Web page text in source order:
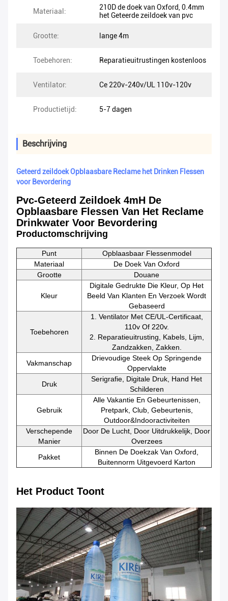
Materiaal:
210D de doek van Oxford, 0.4mm
het Geteerde zeildoek van pvc
Grootte: lange 4m
Toebehoren: Reparatieuitrustingen kostenloos
Ventilator: Ce 220v-240v/UL 110v-120v
Productietijd: 5-7 dagen
Beschrijving
Geteerd zeildoek Opblaasbare Reclame het Drinken Flessen
voor Bevordering
Pvc-Geteerd Zeildoek 4mH De
Opblaasbare Flessen Van Het Reclame
Drinkwater Voor Bevordering
Productomschrijving
Punt
Opblaasbaar Flessenmodel
Materiaal
De Doek Van Oxford
Grootte
Douane
Kleur
Digitale Gedrukte Die Kleur, Op Het
Beeld Van Klanten En Verzoek Wordt
Gebaseerd
Toebehoren
1. Ventilator Met CE/UL-Certificaat,
110v Of 220v.
2. Reparatieuitrusting, Kabels, Lijm,
Zandzakken, Zakken.
Vakmanschap
Drievoudige Steek Op Springende
Oppervlakte
Druk
Serigrafie, Digitale Druk, Hand Het
Schilderen
Gebruik
Alle Vakantie En Gebeurtenissen,
Pretpark, Club, Gebeurtenis,
Outdoor&indooractiviteiten
Verschepende
Manier
Door De Lucht, Door Uitdrukkelijk, Door
Overzees
Pakket
Binnen De Doekzak Van Oxford,
Buitennorm Uitgevoerd Karton
Het Product Toont